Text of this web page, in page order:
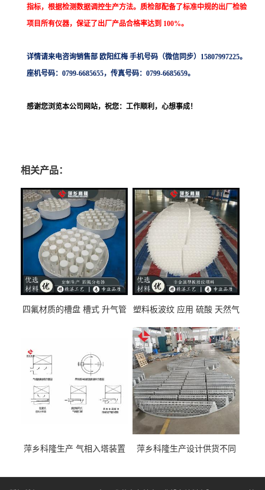
指标，根据检测数据调控生产方法。质检部配备了标准中规的出厂检验
项目所有仪器，保证了出厂产品合格率达到 100%。
详情请来电咨询销售部 欧阳红梅 手机号码（微信同步）15807997225。
座机号码：0799-6685655，传真号码：0799-6685659。
感谢您浏览本公司网站，祝您：工作顺利，心想事成！
相关产品：
四氟材质的槽盘 槽式 升气管
塑料板波纹 应用 硫酸 天然气
萍乡科隆生产 气相入塔装置
萍乡科隆生产设计供货不同
绍